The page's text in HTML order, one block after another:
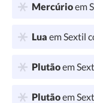
Mercúrioem
Lua em Sextil
Plutãoem
Plutãoem